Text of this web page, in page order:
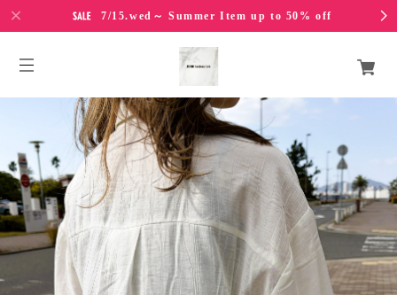
7/15.wed～ Summer Item up to 50% off